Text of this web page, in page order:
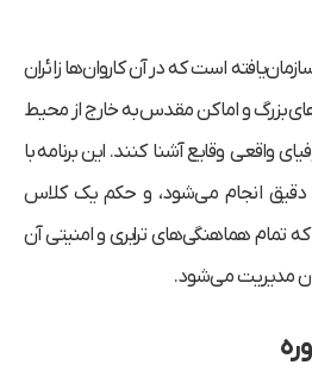
است که در آن کاروان‌ها زائران
بزرگ و اماکن مقدس به خارج از محیط
واقعی وقایع آشنا کنند. این برنامه با
دقیق انجام می‌شود، و حکم یک کلاس
که تمام هماهنگی‌های ترابری و امنیتی آن
مدیریت می‌شود.